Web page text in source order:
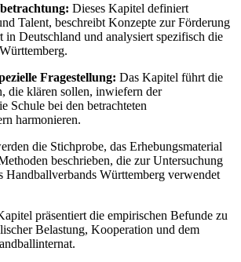
Dieses Kapitel definiert
Talent, beschreibt Konzepte zur Förderung
in Deutschland und analysiert spezifisch die
Fragestellung: Das Kapitel führt die
die klären sollen, inwiefern der
Schule bei den betrachteten
harmonieren.
die Stichprobe, das Erhebungsmaterial
beschrieben, die zur Untersuchung
Handballverbands Württemberg verwendet
präsentiert die empirischen Befunde zu
Belastung, Kooperation und dem